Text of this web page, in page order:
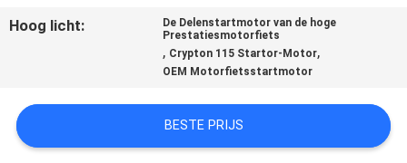
Hoog licht:
De Delenstartmotor van de hoge
Prestatiesmotorfiets
, Crypton 115 Startor-Motor,
OEM Motorfietsstartmotor
BESTE PRIJS